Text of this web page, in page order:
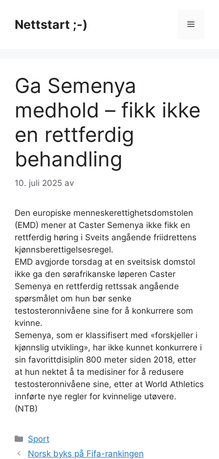
innholdNettstart ;-) Meny
Ga Semenya
medhold – fikk ikke
en rettferdig
behandling
10. juli 2025 av
Den europiske menneskerettighetsdomstolen
(EMD) mener at Caster Semenya ikke fikk en
rettferdig høring i Sveits angående friidrettens
kjønnsberettigelsesregel.
EMD avgjorde torsdag at en sveitsisk domstol
ikke ga den sørafrikanske løperen Caster
Semenya en rettferdig rettssak angående
spørsmålet om hun bør senke
testosteronnivåene sine for å konkurrere som
kvinne.
Semenya, som er klassifisert med «forskjeller i
kjønnslig utvikling», har ikke kunnet konkurrere i
sin favorittdisiplin 800 meter siden 2018, etter
at hun nektet å ta medisiner for å redusere
testosteronnivåene sine, etter at World Athletics
innførte nye regler for kvinnelige utøvere.
(NTB)
Kategorier
Sport
Norsk byks på Fifa-rankingen